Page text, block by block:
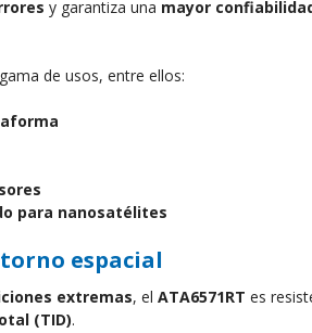
y garantiza una mayor
de usos, entre ellos:
para nanosatélites
espacial
extremas, el ATA6571RT es
(TID).